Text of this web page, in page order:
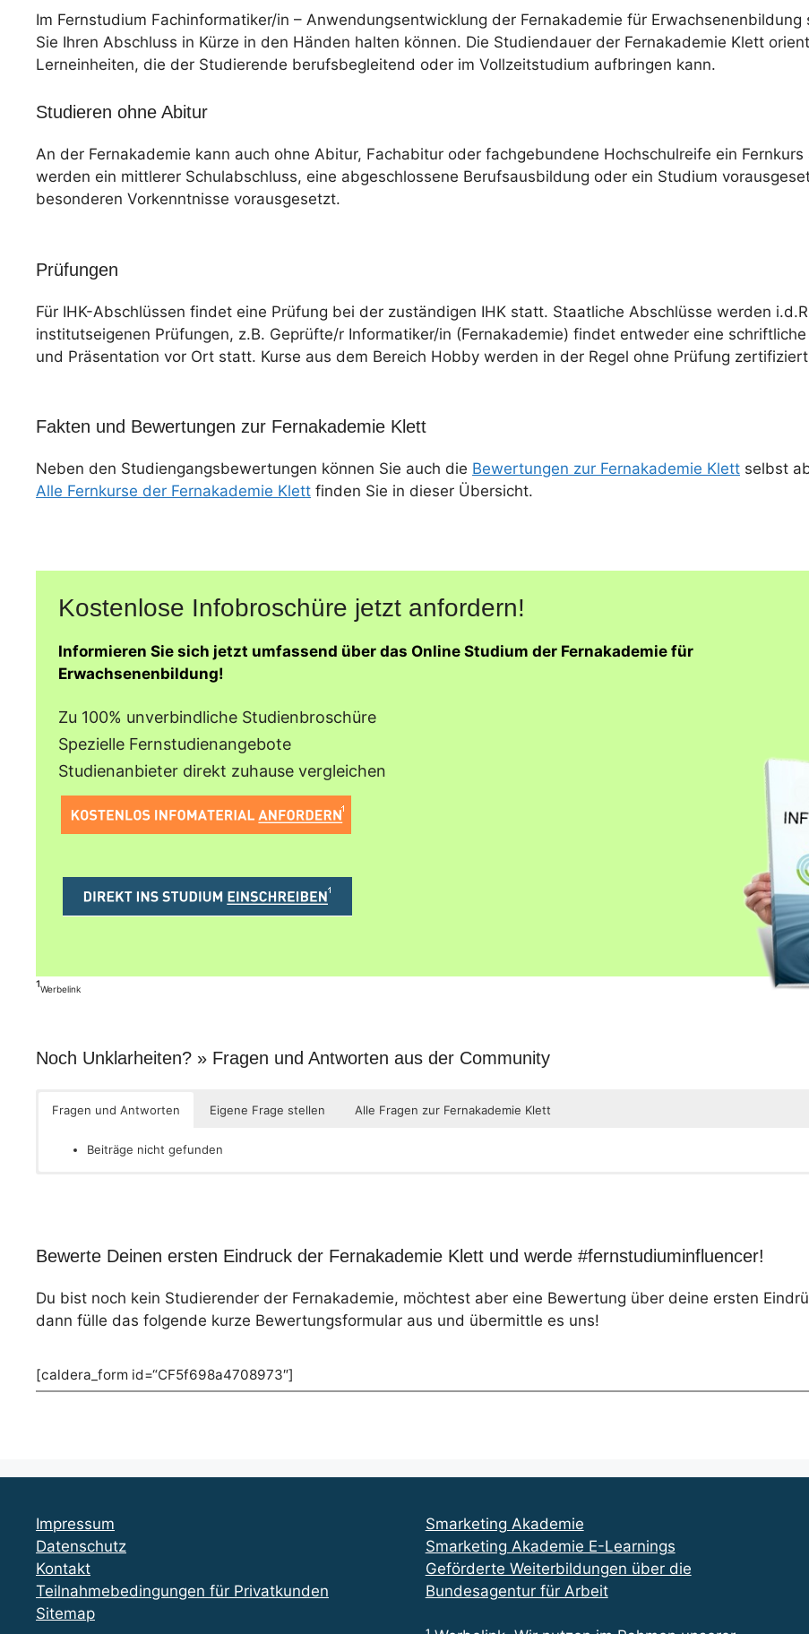
Im Fernstudium Fachinformatiker/in – Anwendungsentwicklung der Fernakademie für
Sie Ihren Abschluss in Kürze in den Händen halten können. Die Studiendauer der Fernakademie Klett
Lerneinheiten, die der Studierende berufsbegleitend oder im Vollzeitstudium aufbringen kann.
Studieren ohne Abitur
An der Fernakademie kann auch ohne Abitur, Fachabitur oder fachgebundene Hochschulreife ein
werden ein mittlerer Schulabschluss, eine abgeschlossene Berufsausbildung oder ein Studium
besonderen Vorkenntnisse vorausgesetzt.
Prüfungen
Für IHK-Abschlüssen findet eine Prüfung bei der zuständigen IHK statt. Staatliche Abschlüsse werden
institutseigenen Prüfungen, z.B. Geprüfte/r Informatiker/in (Fernakademie) findet entweder eine
und Präsentation vor Ort statt. Kurse aus dem Bereich Hobby werden in der Regel ohne Prüfung
Fakten und Bewertungen zur Fernakademie Klett
Neben den Studiengangsbewertungen können Sie auch die Bewertungen zur Fernakademie Klett selbst
Alle Fernkurse der Fernakademie Klett finden Sie in dieser Übersicht.
Kostenlose Infobroschüre jetzt anfordern!
Informieren Sie sich jetzt umfassend über das Online Studium der Fernakademie für
Erwachsenenbildung!
Zu 100% unverbindliche Studienbroschüre
Spezielle Fernstudienangebote
Studienanbieter direkt zuhause vergleichen
¹Werbelink
Noch Unklarheiten? » Fragen und Antworten aus der Community
Fragen und Antworten Eigene Frage stellen Alle Fragen zur Fernakademie Klett
Beiträge nicht gefunden
Bewerte Deinen ersten Eindruck der Fernakademie Klett und werde #fernstudiuminfluencer!
Du bist noch kein Studierender der Fernakademie, möchtest aber eine Bewertung über deine ersten
dann fülle das folgende kurze Bewertungsformular aus und übermittle es uns!
[caldera_form id=“CF5f698a4708973″]
Impressum
Datenschutz
Kontakt
Teilnahmebedingungen für Privatkunden
Sitemap
Smarketing Akademie
Smarketing Akademie E-Learnings
Geförderte Weiterbildungen über die
Bundesagentur für Arbeit